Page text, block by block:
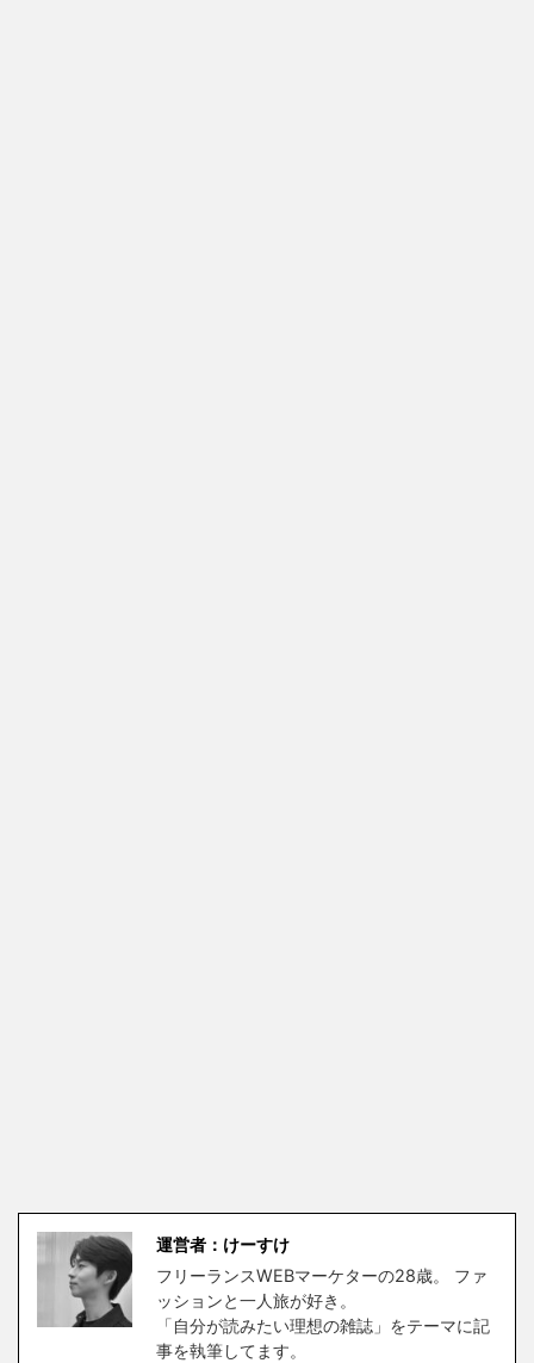
運営者：けーすけ
フリーランスWEBマーケターの28歳。 ファ
ッションと一人旅が好き。
「自分が読みたい理想の雑誌」をテーマに記
事を執筆してます。